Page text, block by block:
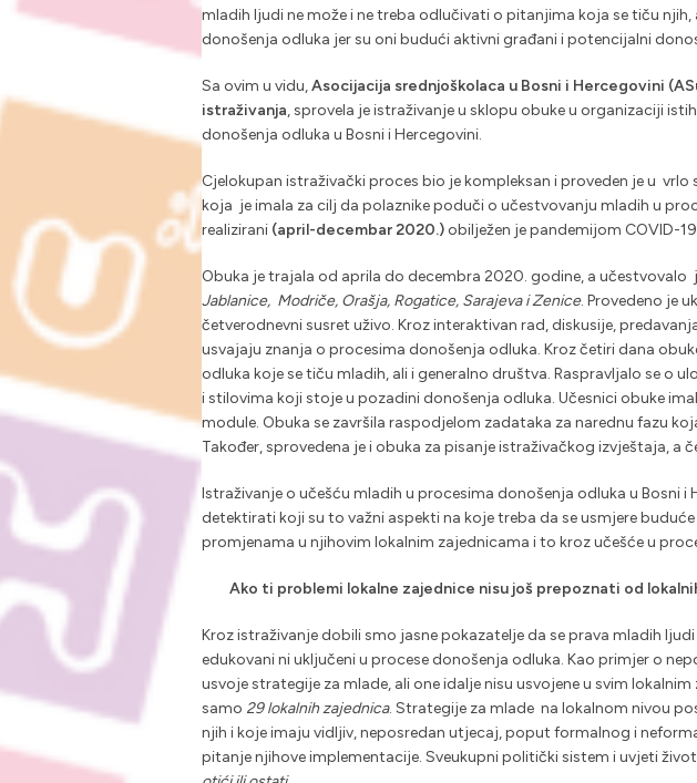
mladih ljudi ne može i ne treba odlučivati o pitanjima koja se tiču
donošenja odluka jer su oni budući aktivni građani i potencijalni
Sa ovim u vidu,Asocijacija srednjoškolaca u Bosni i Hercegovini
istraživanja, sprovela je istraživanje u sklopu obuke u organizaciji
donošenja odluka u Bosni i Hercegovini.
Cjelokupan istraživački proces bio je kompleksan i proveden je u
koja je imala za cilj da polaznike poduči o učestvovanju mladih u
realizirani (april-decembar 2020.)obilježen je pandemijom COVID-
Obuka je trajala od aprila do decembra 2020. godine, a učestvovalo
Jablanice, Modriče, Orašja, Rogatice, Sarajeva i Zenice. Provedeno je
četverodnevni susret uživo. Kroz interaktivan rad, diskusije,
usvajaju znanja o procesima donošenja odluka. Kroz četiri dana
odluka koje se tiču mladih, ali i generalno društva. Raspravljalo se o
i stilovima koji stoje u pozadini donošenja odluka. Učesnici obuke
module. Obuka se završila raspodjelom zadataka za narednu fazu
Također, sprovedena je i obuka za pisanje istraživačkog izvještaja,
Istraživanje o učešću mladih u procesima donošenja odluka u Bosni
detektirati koji su to važni aspekti na koje treba da se usmjere
promjenama u njihovim lokalnim zajednicama i to kroz učešće u
Ako ti problemi lokalne zajednice nisu još prepoznati od
Kroz istraživanje dobili smo jasne pokazatelje da se prava mladih
edukovani ni uključeni u procese donošenja odluka. Kao primjer o
usvoje strategije za mlade, ali one idalje nisu usvojene u svim
samo 29 lokalnih zajednica. Strategije za mlade na lokalnom nivou
njih i koje imaju vidljiv, neposredan utjecaj, poput formalnog i
pitanje njihove implementacije. Sveukupni politički sistem i uvjeti